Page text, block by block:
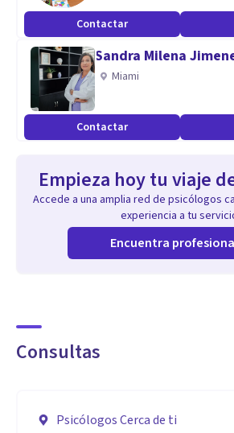
Contactar
Sandra Milena
Miami
Contactar
Empieza hoy tu viaje
Accede a una amplia red de psicólogos
experiencia a tu
Encuentra
Consultas
Psicólogos Cerca de ti